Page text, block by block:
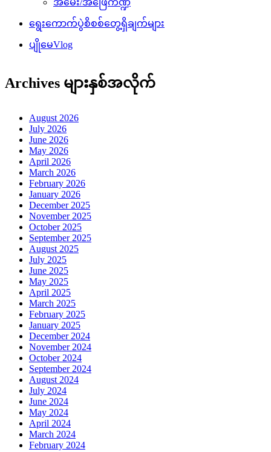
ရွေးကောက်ပွဲစိစစ်တွေ့ရှိချက်များ
ပျိုမေVlog
Archives များနှစ်အလိုက်
August 2026
July 2026
June 2026
May 2026
April 2026
March 2026
February 2026
January 2026
December 2025
November 2025
October 2025
September 2025
August 2025
July 2025
June 2025
May 2025
April 2025
March 2025
February 2025
January 2025
December 2024
November 2024
October 2024
September 2024
August 2024
July 2024
June 2024
May 2024
April 2024
March 2024
February 2024